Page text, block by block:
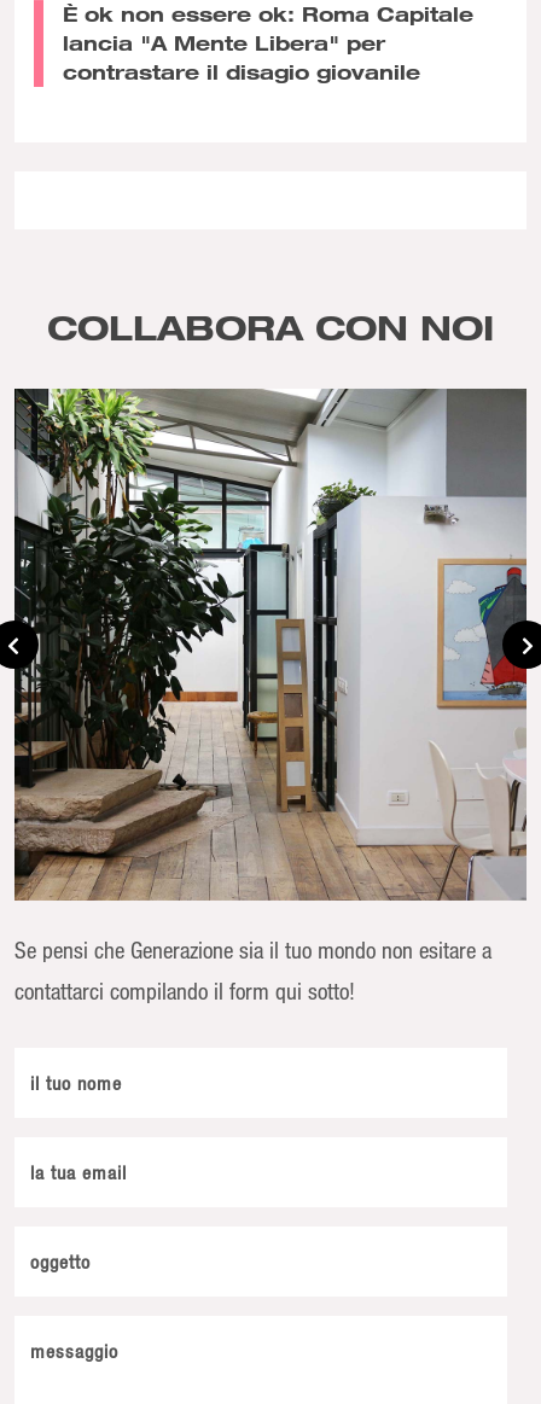
È ok non essere ok: Roma Capitale
lancia "A Mente Libera" per
contrastare il disagio giovanile
COLLABORA CON NOI
Se pensi che Generazione sia il tuo mondo non esitare a
contattarci compilando il form qui sotto!
il tuo nome
la tua email
oggetto
messaggio